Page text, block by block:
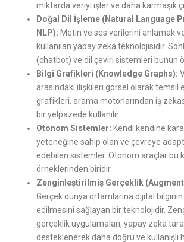
miktarda veriyi işler ve daha karmaşık
Doğal Dil İşleme (Natural Language
NLP): Metin ve ses verilerini anlamak
kullanılan yapay zeka teknolojisidir.
(chatbot) ve dil çeviri sistemleri bunun
Bilgi Grafikleri (Knowledge Graphs):
arasındaki ilişkileri görsel olarak temsil
grafikleri, arama motorlarından iş
bir yelpazede kullanılır.
Otonom Sistemler: Kendi kendine
yeteneğine sahip olan ve çevreye
edebilen sistemler. Otonom araçlar bu
örneklerinden biridir.
Zenginleştirilmiş Gerçeklik
Gerçek dünya ortamlarına dijital
edilmesini sağlayan bir teknolojidir.
gerçeklik uygulamaları, yapay zeka
desteklenerek daha doğru ve kullanışlı